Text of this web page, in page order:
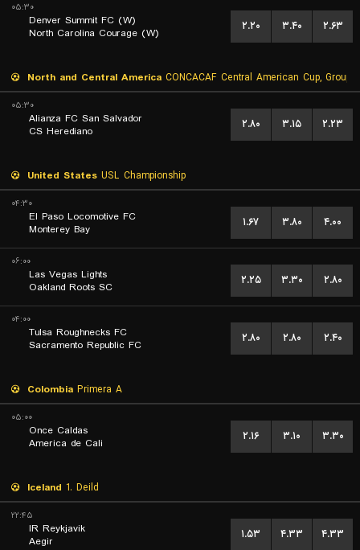
۰۵:۳۰
Denver Summit FC (W)
North Carolina Courage (W)
۲.۲۰ ۳.۴۰ ۲.۶۳
North and Central America CONCACAF Central American Cup, Group
۰۵:۳۰
Alianza FC San Salvador
CS Herediano
۲.۸۰ ۳.۱۵ ۲.۲۳
United States USL Championship
۰۴:۳۰
El Paso Locomotive FC
Monterey Bay
۱.۶۷ ۳.۸۰ ۴.۰۰
۰۶:۰۰
Las Vegas Lights
Oakland Roots SC
۲.۲۵ ۳.۳۰ ۲.۸۰
۰۴:۰۰
Tulsa Roughnecks FC
Sacramento Republic FC
۲.۸۰ ۲.۸۰ ۲.۴۰
Colombia Primera A
۰۵:۰۰
Once Caldas
America de Cali
۲.۱۶ ۳.۱۰ ۳.۳۰
Iceland 1. Deild
۲۲:۴۵
IR Reykjavik
Aegir
۱.۵۳ ۴.۳۳ ۴.۳۳